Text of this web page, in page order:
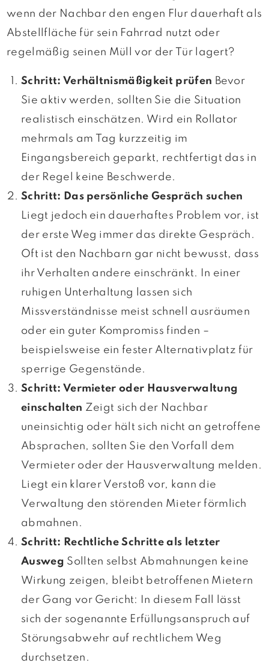
wenn der Nachbar den engen Flur dauerhaft als
Abstellfläche für sein Fahrrad nutzt oder
regelmäßig seinen Müll vor der Tür lagert?
Schritt: Verhältnismäßigkeit prüfen Bevor
Sie aktiv werden, sollten Sie die Situation
realistisch einschätzen. Wird ein Rollator
mehrmals am Tag kurzzeitig im
Eingangsbereich geparkt, rechtfertigt das in
der Regel keine Beschwerde.
Schritt: Das persönliche Gespräch suchen
Liegt jedoch ein dauerhaftes Problem vor, ist
der erste Weg immer das direkte Gespräch.
Oft ist den Nachbarn gar nicht bewusst, dass
ihr Verhalten andere einschränkt. In einer
ruhigen Unterhaltung lassen sich
Missverständnisse meist schnell ausräumen
oder ein guter Kompromiss finden –
beispielsweise ein fester Alternativplatz für
sperrige Gegenstände.
Schritt: Vermieter oder Hausverwaltung
einschalten Zeigt sich der Nachbar
uneinsichtig oder hält sich nicht an getroffene
Absprachen, sollten Sie den Vorfall dem
Vermieter oder der Hausverwaltung melden.
Liegt ein klarer Verstoß vor, kann die
Verwaltung den störenden Mieter förmlich
abmahnen.
Schritt: Rechtliche Schritte als letzter
Ausweg Sollten selbst Abmahnungen keine
Wirkung zeigen, bleibt betroffenen Mietern
der Gang vor Gericht: In diesem Fall lässt
sich der sogenannte Erfüllungsanspruch auf
Störungsabwehr auf rechtlichem Weg
durchsetzen.